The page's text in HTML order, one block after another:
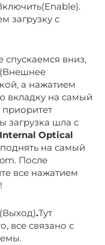
загрузку с
спускаемся вниз,
(Внешнее
а нажатием
вкладку на самый
загрузка шла с
Internal Optical
поднять на самый
После
все нажатием
(Выход).Тут
все связано с